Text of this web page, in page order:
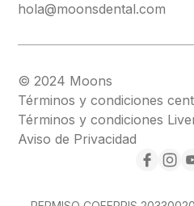
hola@moonsdental.com
© 2024 Moons
Términos y condiciones
Términos y condiciones
Aviso de Privacidad